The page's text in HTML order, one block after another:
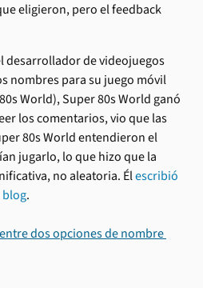
eligieron, pero el feedback
desarrollador de videojuegos
nombres para su juego móvil
World), Super 80s World ganó
los comentarios, vio que las
80s World entendieron el
jugarlo, lo que hizo que la
no aleatoria. Él escribió
blog.